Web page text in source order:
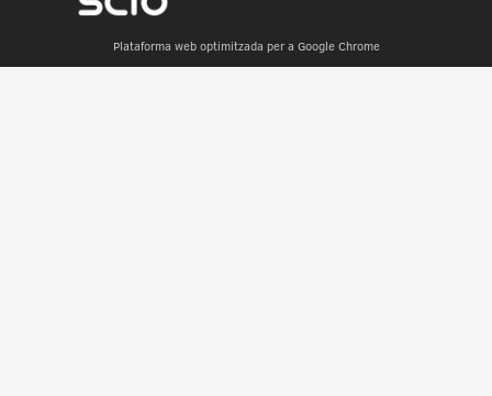
Plataforma web optimitzada per a Google Chrome